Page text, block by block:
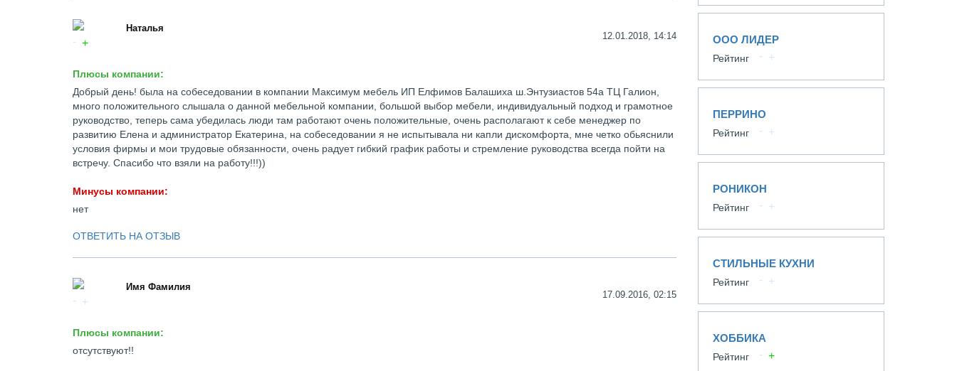
Наталья
12.01.2018, 14:14
Плюсы компании:
Добрый день! была на собеседовании в компании Максимум мебель ИП Елфимов Балашиха ш.Энтузиастов 54а ТЦ Галион,
много положительного слышала о данной мебельной компании, большой выбор мебели, индивидуальный подход и грамотное
руководство, теперь сама убедилась люди там работают очень положительные, очень располагают к себе менеджер по
развитию Елена и администратор Екатерина, на собеседовании я не испытывала ни капли дискомфорта, мне четко обьяснили
условия фирмы и мои трудовые обязанности, очень радует гибкий график работы и стремление руководства всегда пойти на
встречу. Спасибо что взяли на работу!!!))
Минусы компании:
нет
ОТВЕТИТЬ НА ОТЗЫВ
Имя Фамилия
17.09.2016, 02:15
Плюсы компании:
отсутствуют!!
ООО ЛИДЕР
Рейтинг
ПЕРРИНО
Рейтинг
РОНИКОН
Рейтинг
СТИЛЬНЫЕ КУХНИ
Рейтинг
ХОББИКА
Рейтинг